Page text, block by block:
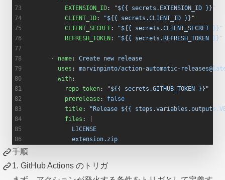
          EXTENSION_ID
:
"${{ secrets.EXTENSION_ID }}"
          CLIENT_ID
:
"${{ secrets.CLIENT_ID }}"
          CLIENT_SECRET
:
"${{ secrets.CLIENT_SECRET }}"
          REFRESH_TOKEN
: "${{ secrets.REFRESH_TOKEN }}"
      -
name: Create new release
        uses
: marvinpinto/action-automatic-
        with
:
          repo_token
:
"${{ secrets.GITHUB_TOKEN }}"
          prerelease
: false
          title
:
"Release ${{
          files
:
            LICENSE
            extension.zip
手順
1. GitHub Actions のトリガ